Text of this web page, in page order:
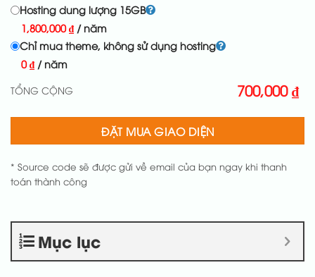
Hosting dung lượng 15GB
1,800,000₫ / năm
Chỉ mua theme, không sử dụng hosting
0₫ / năm
TỔNG CỘNG
700,000₫
ĐẶT MUA GIAO DIỆN
* Source code sẽ được gửi về email của bạn ngay khi thanh
toán thành công
Mục lục